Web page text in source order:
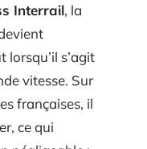
Interrail, la
s’agit
vitesse. Sur
françaises, il
ce qui